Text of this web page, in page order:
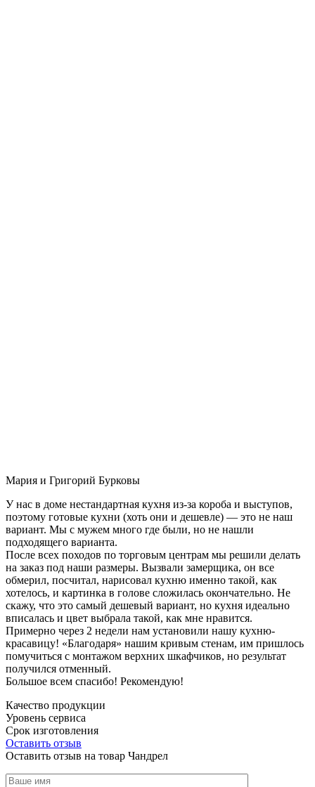
Мария и Григорий Бурковы
У нас в доме нестандартная кухня из-за короба и выступов,
поэтому готовые кухни (хоть они и дешевле) — это не наш
вариант. Мы с мужем много где были, но не нашли
подходящего варианта.
После всех походов по торговым центрам мы решили делать
на заказ под наши размеры. Вызвали замерщика, он все
обмерил, посчитал, нарисовал кухню именно такой, как
хотелось, и картинка в голове сложилась окончательно. Не
скажу, что это самый дешевый вариант, но кухня идеально
вписалась и цвет выбрала такой, как мне нравится.
Примерно через 2 недели нам установили нашу кухню-
красавицу! «Благодаря» нашим кривым стенам, им пришлось
помучиться с монтажом верхних шкафчиков, но результат
получился отменный.
Большое всем спасибо! Рекомендую!
Качество продукции
Уровень сервиса
Срок изготовления
Оставить отзыв
Оставить отзыв на товар Чандрел